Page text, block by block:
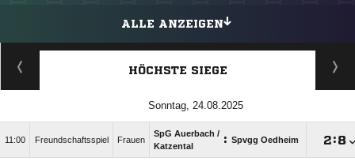
ALLE ANZEIGEN
HÖCHSTE SIEGE
Sonntag, 24.08.2025
11:00 Freundschaftsspiel Frauen
SpG Auerbach /​
Katzental
: Spvgg Oedheim :